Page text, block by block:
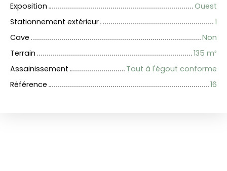
Exposition
Ouest
Stationnement extérieur
1
Cave
Non
Terrain
135 m²
Assainissement
Tout à l'égout conforme
Référence
16